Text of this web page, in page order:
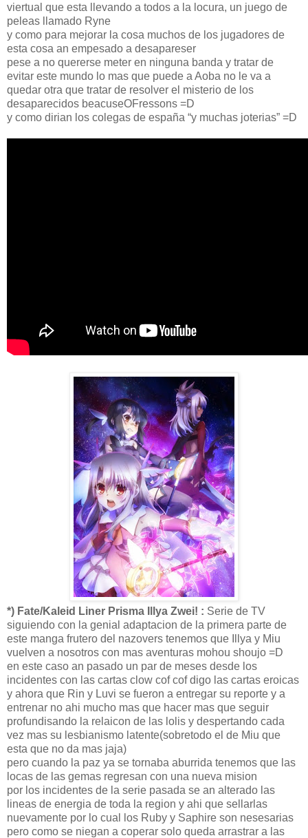
viertual que esta llevando a todos a la locura, un juego de
peleas llamado Ryne
y como para mejorar la cosa muchos de los jugadores de
esta cosa an empesado a desapareser
pese a no quererse meter en ninguna banda y tratar de
evitar este mundo lo mas que puede a Aoba no le va a
quedar otra que tratar de resolver el misterio de los
desaparecidos beacuseOFressons =D
y como dirian los colegas de españa “y muchas joterias” =D
*) Fate/Kaleid Liner Prisma Illya Zwei! : Serie de TV
siguiendo con la genial adaptacion de la primera parte de
este manga frutero del nazovers tenemos que Illya y Miu
vuelven a nosotros con mas aventuras mohou shoujo =D
en este caso an pasado un par de meses desde los
incidentes con las cartas clow cof cof digo las cartas eroicas
y ahora que Rin y Luvi se fueron a entregar su reporte y a
entrenar no ahi mucho mas que hacer mas que seguir
profundisando la relaicon de las lolis y despertando cada
vez mas su lesbianismo latente(sobretodo el de Miu que
esta que no da mas jaja)
pero cuando la paz ya se tornaba aburrida tenemos que las
locas de las gemas regresan con una nueva mision
por los incidentes de la serie pasada se an alterado las
lineas de energia de toda la region y ahi que sellarlas
nuevamente por lo cual los Ruby y Saphire son nesesarias
pero como se niegan a coperar solo queda arrastrar a las